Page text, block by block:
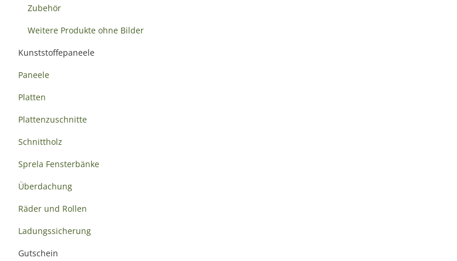
Zubehör
Weitere Produkte ohne Bilder
Kunststoffepaneele
Paneele
Platten
Plattenzuschnitte
Schnittholz
Sprela Fensterbänke
Überdachung
Räder und Rollen
Ladungssicherung
Gutschein